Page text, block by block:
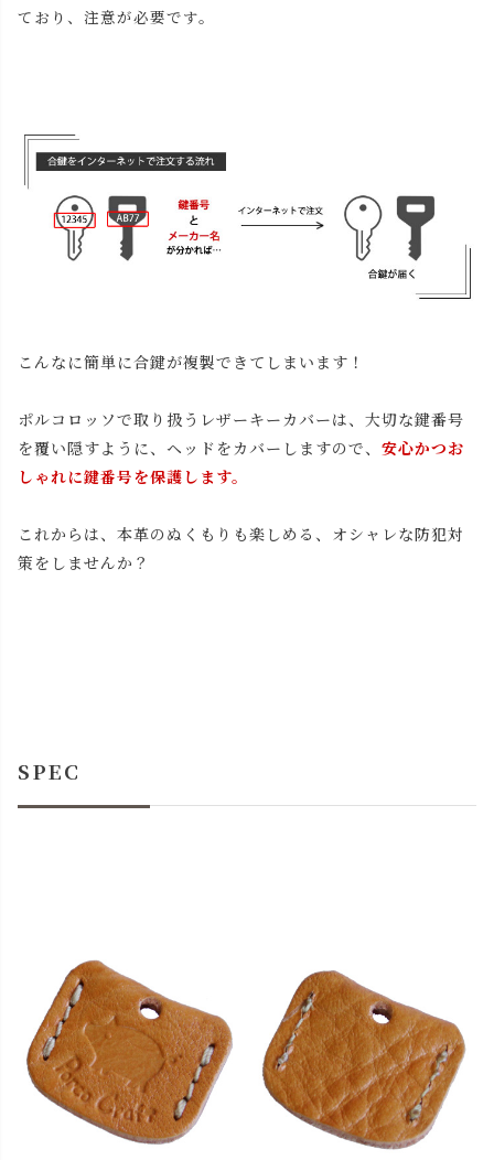
ており、注意が必要です。
こんなに簡単に合鍵が複製できてしまいます！
ポルコロッソで取り扱うレザーキーカバーは、大切な鍵番号
を覆い隠すように、ヘッドをカバーしますので、 安心かつお
しゃれに鍵番号を保護します。
これからは、本革のぬくもりも楽しめる、オシャレな防犯対
策をしませんか？
SPEC